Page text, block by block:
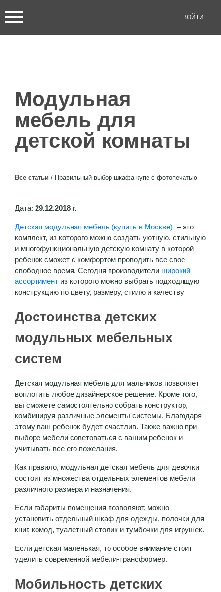
ВОЙТИ
Модульная
мебель для
детской комнаты
Все статьи / Правильный выбор шкафа купе с фотопечатью
Дата: 29.12.2018 г.
Детская модульная мебель (купить в Москве) – это
комплект, из которого можно создать уютную, стильную
и многофункциональную детскую комнату в которой
ребенок сможет с комфортом проводить все свое
свободное время. Сегодня производители широкий
ассортимент из которого можно выбрать подходящую
конструкцию по цвету, размеру, стилю и качеству.
Достоинства детских
модульных мебельных
систем
Детская модульная мебель для мальчиков позволяет
воплотить любое дизайнерское решение. Кроме того,
вы сможете самостоятельно собрать конструктор,
комбинируя различные элементы системы. Благодаря
этому ваш ребенок будет счастлив. Также важно при
выборе мебели советоваться с вашим ребенок и
учитывать все его пожелания.
Как правило, модульная детская мебель для девочки
состоит из множества отдельных элементов мебели
различного размера и назначения.
Если габариты помещения позволяют, можно
установить отдельный шкаф для одежды, полочки для
книг, комод, туалетный столик и тумбочки для игрушек.
Если детская маленькая, то особое внимание стоит
уделить современной мебели-трансформер.
Мобильность детских